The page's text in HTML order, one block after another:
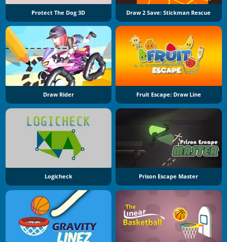
Protect The Dog 3D Draw 2 Save: Stickman Rescue
Draw Rider Fruit Escape: Draw Line
Logicheck Prison Escape Master